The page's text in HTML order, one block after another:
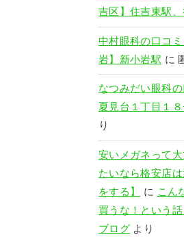
吉区】住吉東駅
中村眼科の口コ
岩】新小岩駅 に
なつみだい眼科
夏見台１丁目１
り
安いメガネって
たいなら格安店
をする】
に こん
買うな！という
ブログ より